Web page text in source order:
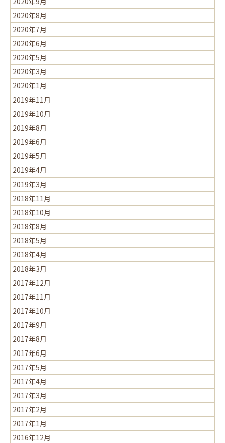
2020年8月
2020年7月
2020年6月
2020年5月
2020年3月
2020年1月
2019年11月
2019年10月
2019年8月
2019年6月
2019年5月
2019年4月
2019年3月
2018年11月
2018年10月
2018年8月
2018年5月
2018年4月
2018年3月
2017年12月
2017年11月
2017年10月
2017年9月
2017年8月
2017年6月
2017年5月
2017年4月
2017年3月
2017年2月
2017年1月
2016年12月